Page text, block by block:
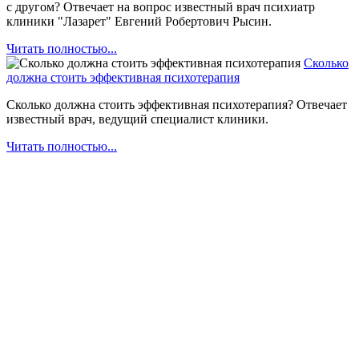
с другом? Отвечает на вопрос известный врач психиатр
клиники "Лазарет" Евгений Робертович Рысин.
Читать полностью...
Сколько
должна стоить эффективная психотерапия
Сколько должна стоить эффективная психотерапия? Отвечает
известный врач, ведущий специалист клиники.
Читать полностью...